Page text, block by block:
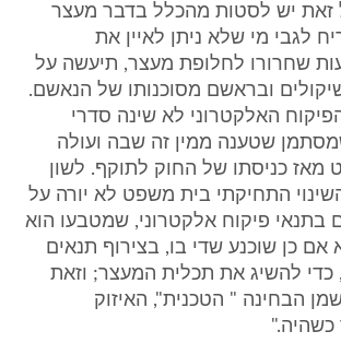
זאת יש לסטות מהכלל בדבר מעצר
לגבי מי שלא ניתן לאיין את
שחרורו לחלופת מעצר, תיעשה על
ובראשם מסוכנותו של הנאשם.
האלקטרוני לא שינה סדרי
שטענה ממין זה שבה ועולה
מאז כניסתו של החוק לתוקף. לשון
התחיקתי בית משפט לא יורה על
פיקוח אלקטרוני, שמטבעו הוא
אם כן שוכנע שדי בו, בצירוף תנאים
כדי להשיג את תכלית המעצר; וזאת
הבחינה " הטכנית", האיזוק
כשהיה."